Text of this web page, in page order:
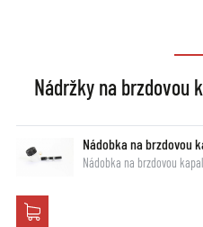
Nádržky na brzdovou
Nádobka na brzdovou
Nádobka na brzdovou